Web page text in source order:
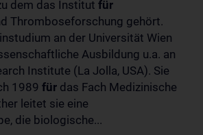
dem das Institut für
Thromboseforschung gehört.
an der Universität Wien
Ausbildung u.a. an
Institute (La Jolla, USA). Sie
1989 für das Fach Medizinische
leitet sie eine
die biologische...